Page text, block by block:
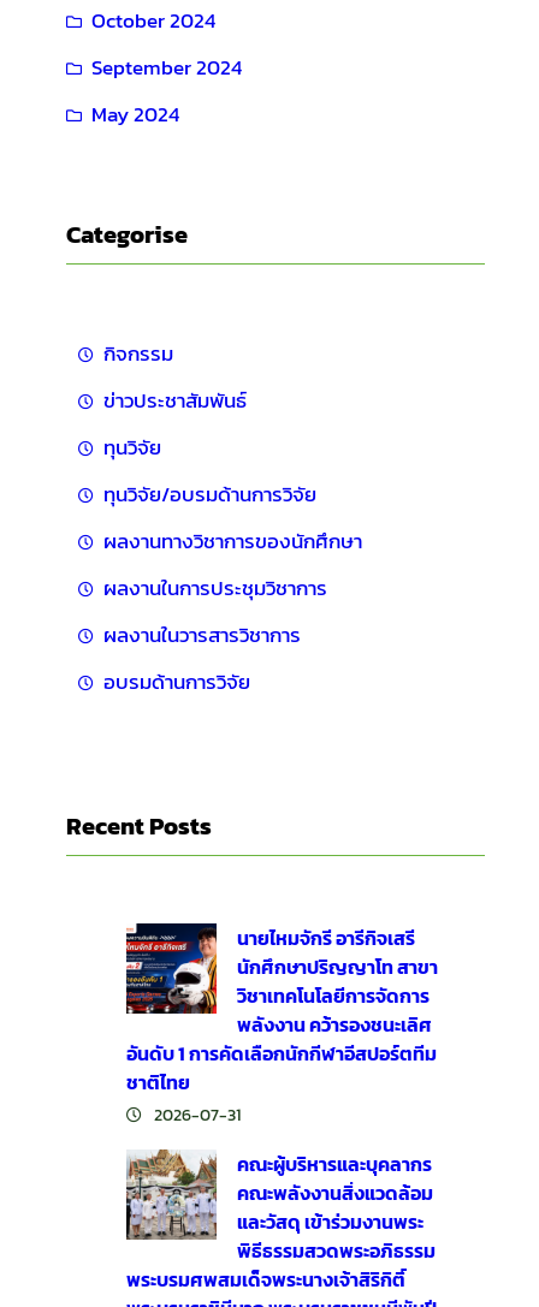
October 2024
September 2024
May 2024
Categorise
กิจกรรม
ข่าวประชาสัมพันธ์
ทุนวิจัย
ทุนวิจัย/อบรมด้านการวิจัย
ผลงานทางวิชาการของนักศึกษา
ผลงานในการประชุมวิชาการ
ผลงานในวารสารวิชาการ
อบรมด้านการวิจัย
Recent Posts
นายไหมจักรี อารีกิจเสรี
นักศึกษาปริญญาโท สาขา
วิชาเทคโนโลยีการจัดการ
พลังงาน คว้ารองชนะเลิศ
อันดับ 1 การคัดเลือกนักกีฬาอีสปอร์ตทีม
ชาติไทย
2026-07-31
คณะผู้บริหารและบุคลากร
คณะพลังงานสิ่งแวดล้อม
และวัสดุ เข้าร่วมงานพระ
พิธีธรรมสวดพระอภิธรรม
พระบรมศพสมเด็จพระนางเจ้าสิริกิติ์